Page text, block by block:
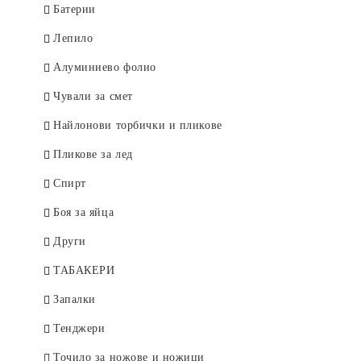
Рубела
SYOSS
Къна
Елеа
Изрусители и обезцветители
Galant
Батерии
Лепило
Алуминиево фолио
Чували за смет
Найлонови торбички и пликове
Пликове за лед
Спирт
Боя за яйца
Други
ТАБАКЕРИ
Запалки
Тенджери
Точило за ножове и ножици